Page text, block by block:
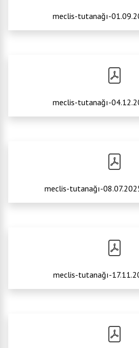
meclis-tutanağı-
meclis-tutanağı-
meclis-tutanağı-
meclis-tutanağı-